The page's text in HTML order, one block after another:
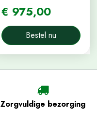
€ 975,00
Bestel nu
Zorgvuldige bezorging